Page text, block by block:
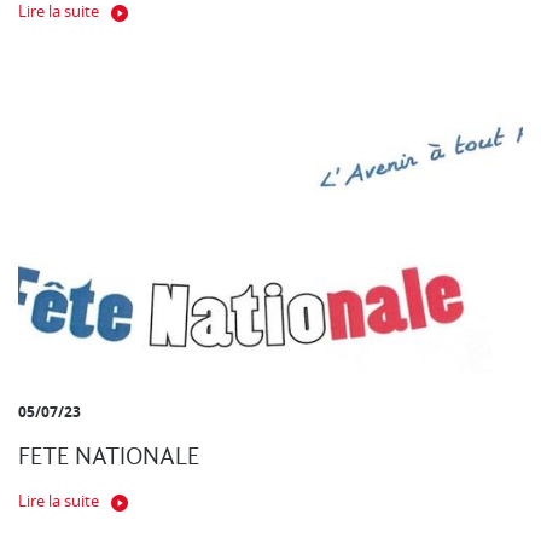
Lire la suite
05/07/23
FETE NATIONALE
Lire la suite